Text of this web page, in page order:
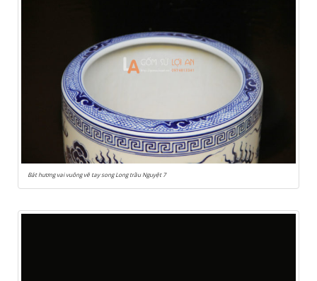
Bát hương vai vuông vẽ tay song Long trầu Nguyệt 7